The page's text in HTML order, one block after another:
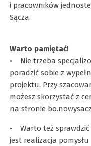
i pracowników
Sącza.
Warto pamiętać!
• Nie trzeba
poradzić sobie z
projektu. Przy
możesz skorzystać z
na stronie
• Warto też
jest realizacja